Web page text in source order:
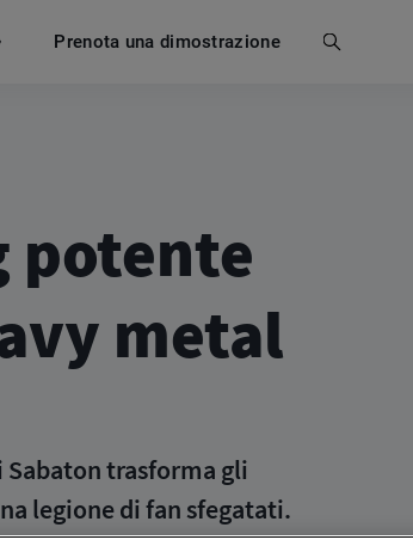
Prenota una dimostrazione
Cerca
potente
metal
trasforma gli
legione di fan sfegatati.